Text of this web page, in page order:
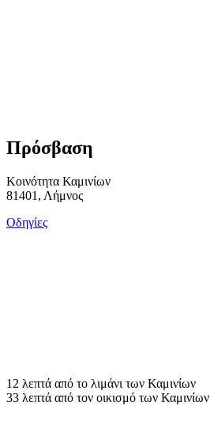
Πρόσβαση
Κοινότητα Καμινίων
81401, Λήμνος
Οδηγίες
12 λεπτά από το λιμάνι των Καμινίων
33 λεπτά από τον οικισμό των Καμινίων